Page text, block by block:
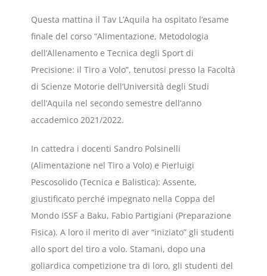
Questa mattina il Tav L’Aquila ha ospitato l’esame
finale del corso “Alimentazione, Metodologia
dell’Allenamento e Tecnica degli Sport di
Precisione: il Tiro a Volo”, tenutosi presso la Facoltà
di Scienze Motorie dell’Università degli Studi
dell’Aquila nel secondo semestre dell’anno
accademico 2021/2022.
In cattedra i docenti Sandro Polsinelli
(Alimentazione nel Tiro a Volo) e Pierluigi
Pescosolido (Tecnica e Balistica): Assente,
giustificato perché impegnato nella Coppa del
Mondo ISSF a Baku, Fabio Partigiani (Preparazione
Fisica). A loro il merito di aver “iniziato” gli studenti
allo sport del tiro a volo. Stamani, dopo una
goliardica competizione tra di loro, gli studenti del